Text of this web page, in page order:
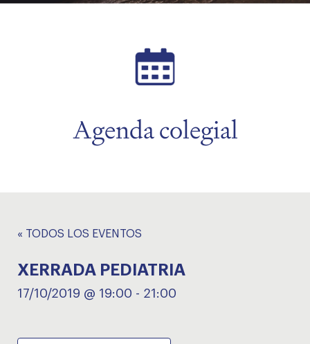
Agenda colegial
« TODOS LOS EVENTOS
XERRADA PEDIATRIA
17/10/2019 @ 19:00 - 21:00